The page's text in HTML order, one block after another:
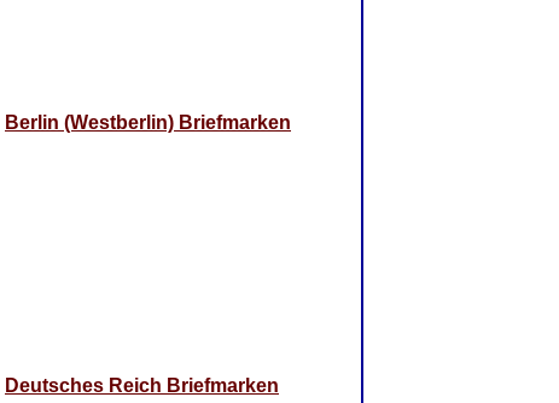
Berlin (Westberlin) Briefmarken
Deutsches Reich Briefmarken